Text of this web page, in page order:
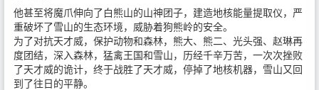
他甚至将魔爪伸向了白熊山的山神团子，建造地核能量提取仪，严
重破坏了雪山的生态环境，威胁着狗熊岭的安全。
为了对抗天才威，保护动物和森林，熊大、熊二、光头强、赵琳再
度团结，深入森林，猛禽王国和雪山，历经千辛万苦，一次次挫败
了天才威的诡计，终于战胜了天才威，停掉了地核机器，雪山又回
到了往日的平静。